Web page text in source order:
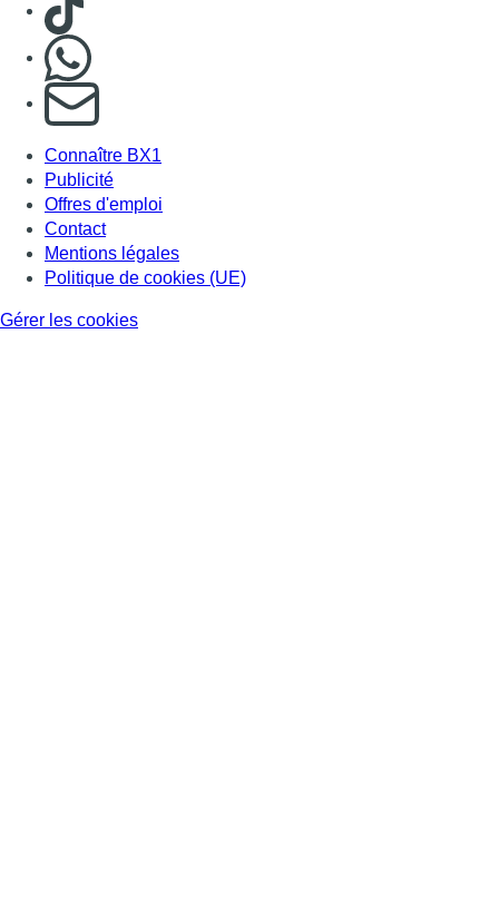
S'abonner à notre newsletter
Connaître BX1
Publicité
Offres d'emploi
Contact
Mentions légales
Politique de cookies (UE)
Gérer les cookies